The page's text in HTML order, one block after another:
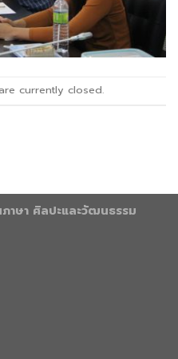
currently closed.
าษา ศิลปะและวัฒนธรรม